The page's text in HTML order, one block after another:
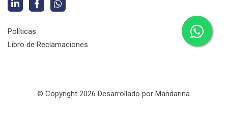
Políticas
Libro de Reclamaciones
© Copyright 2026 Desarrollado por Mandarina.